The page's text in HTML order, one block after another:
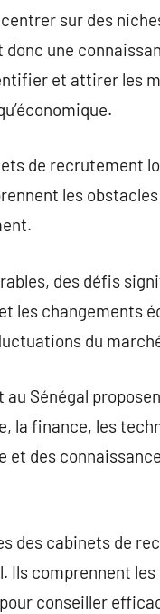
sur des
donc une
et attirer les
de recrutement
les
des défis
les changements
du
Sénégal
la finance, les
et des
des cabinets de
Ils comprennent
conseiller